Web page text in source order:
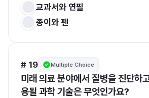
교과서와 연필
종이와 펜
# 19 Multiple Choice
미래 의료 분야에서 질병을 진단하
용될 과학 기술은 무엇인가요?